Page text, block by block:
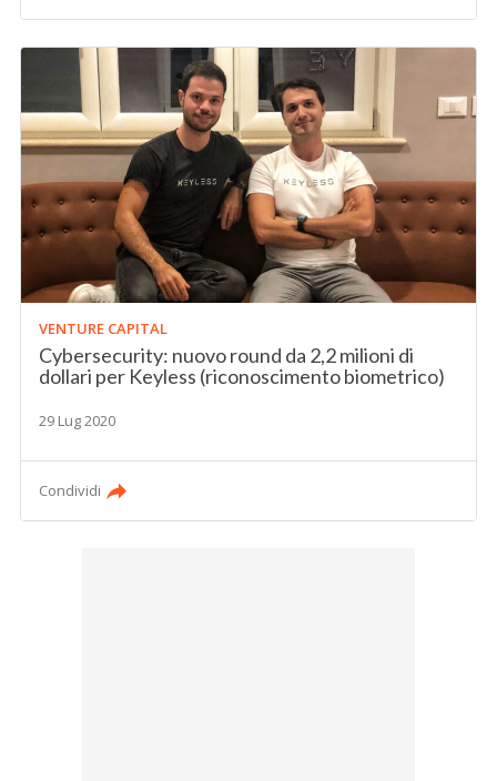
VENTURE CAPITAL
Cybersecurity: nuovo round da 2,2 milioni di
dollari per Keyless (riconoscimento biometrico)
29 Lug 2020
Condividi